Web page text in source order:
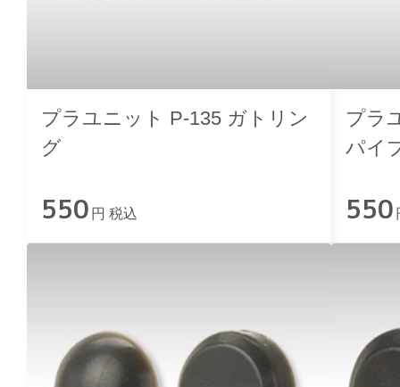
プラユニット P-135 ガトリン
グ
550 円 税込
プラ
パイ
550